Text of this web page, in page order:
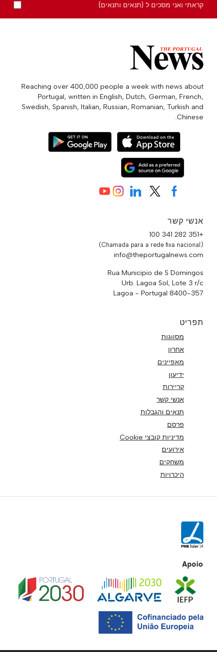
קראתי ואני מסכים ל {תנאים ותנאים}
Reaching over 400,000 people a week with news about
Portugal, written in English, Dutch, German, French,
Swedish, Spanish, Italian, Russian, Romanian, Turkish and
Chinese.
אנשי קשר
+351 282 341 100
(Chamada para a rede fixa nacional)
info@theportugalnews.com
Rua Municipio de S Domingos
Urb. Lagoa Sol, Lote 3 r/c
8400-357 Lagoa - Portugal
תפריט
מסווגות
אחרון
מאפיינים
ידיעון
קריירות
אנשי קשר
תנאים והגבלות
פרסם
מדיניות קובצי Cookie
אירועים
משחקים
היכרויות
Apoio